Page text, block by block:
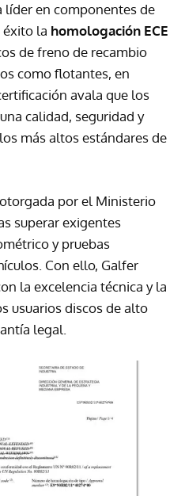
líder en componentes de
éxito la homologación ECE
de freno de recambio
como flotantes, en
avala que los
calidad, seguridad y
más altos estándares de
por el Ministerio
superar exigentes
y pruebas
Con ello, Galfer
la excelencia técnica y la
usuarios discos de alto
legal.